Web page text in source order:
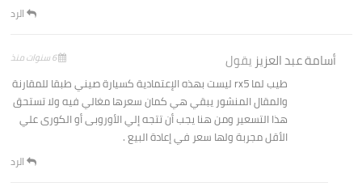
الرد
أسامة عبد العزيزيقول 6 سنوات منذ
طيب لما rx5 ليست بهذه الإعتمادية كسيارة صيني طبقا للمقارنة
والمقال المنشور يبقي هي كمان سعرها مغالي فيه ولا تستحق
هذا التسعير ومن هنا يجب أن تتجه إلي الأوروبى أو الكورى علي
الأقل مجربة ولها سعر في إعادة البيع .
الرد